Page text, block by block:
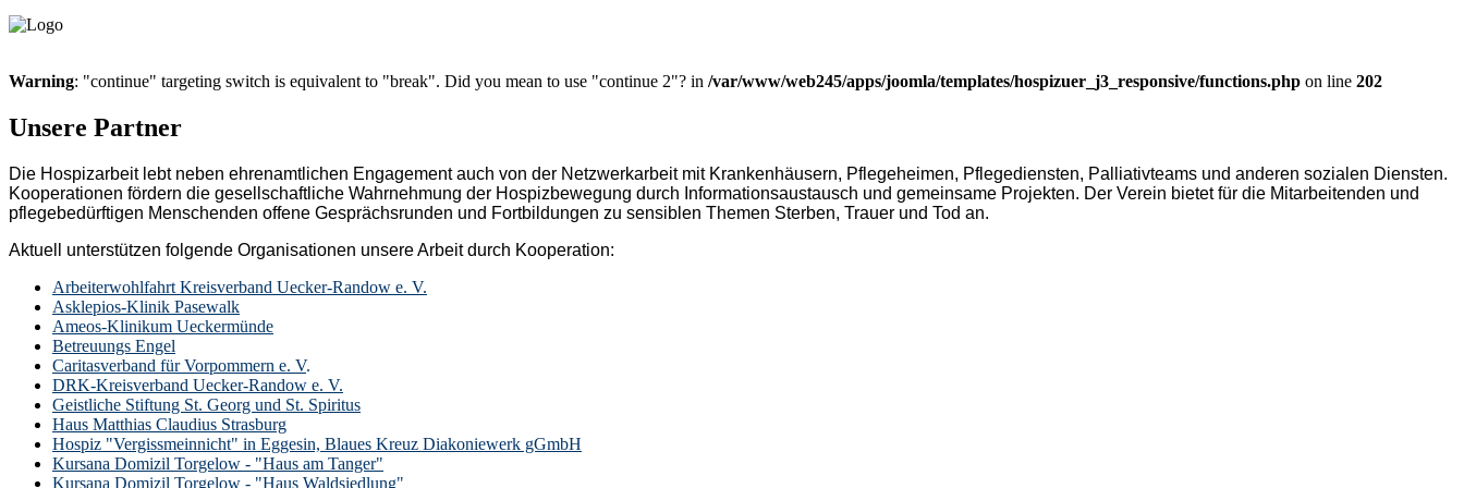
Warning: "continue" targeting switch is equivalent to "break". Did you mean to use "continue 2"? in /var/www/web245/apps/joomla/templates/hospizuer_j3_responsive/functions.php on line 202
Unsere Partner
Die Hospizarbeit lebt neben ehrenamtlichen Engagement auch von der Netzwerkarbeit mit Krankenhäusern, Pflegeheimen, Pflegediensten, Palliativteams und anderen sozialen Diensten.
Kooperationen fördern die gesellschaftliche Wahrnehmung der Hospizbewegung durch Informationsaustausch und gemeinsame Projekten. Der Verein bietet für die Mitarbeitenden und
pflegebedürftigen Menschenden offene Gesprächsrunden und Fortbildungen zu sensiblen Themen Sterben, Trauer und Tod an.
Aktuell unterstützen folgende Organisationen unsere Arbeit durch Kooperation:
Arbeiterwohlfahrt Kreisverband Uecker-Randow e. V.
Asklepios-Klinik Pasewalk
Ameos-Klinikum Ueckermünde
Betreuungs Engel
Caritasverband für Vorpommern e. V.
DRK-Kreisverband Uecker-Randow e. V.
Geistliche Stiftung St. Georg und St. Spiritus
Haus Matthias Claudius Strasburg
Hospiz "Vergissmeinnicht" in Eggesin, Blaues Kreuz Diakoniewerk gGmbH
Kursana Domizil Torgelow - "Haus am Tanger"
Kursana Domizil Torgelow - "Haus Waldsiedlung"